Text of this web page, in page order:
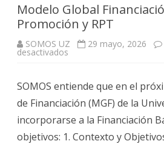
Modelo Global
Promoción y RPT
SOMOS UZ 29 mayo, 2026
desactivados
y
PTGAS
II-
Promoción
y
RPT
SOMOS entiende que en el
de Financiación (MGF) de la
incorporarse a la Financiación
objetivos: 1. Contexto y